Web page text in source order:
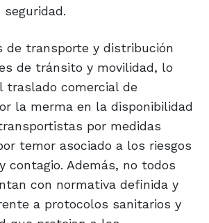
de transporte y distribución
de tránsito y movilidad, lo
traslado comercial de
la merma en la disponibilidad
por medidas
temor asociado a los riesgos
contagio. Además, no todos
con normativa definida y
a protocolos sanitarios y